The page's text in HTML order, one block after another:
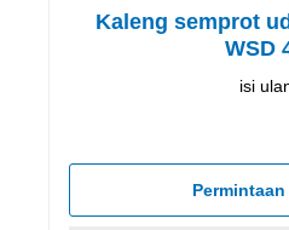
Kaleng semprot
WSD
isi